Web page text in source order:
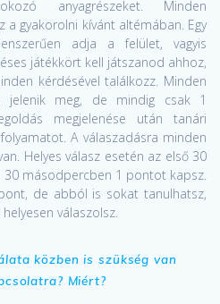
anyagrészeket.
Minden
gyakorolni kívánt altémában. Egy
adja a felület, vagyis
játékkört kell játszanod ahhoz,
kérdésével találkozz. Minden
jelenik meg, de mindig csak 1
megjelenése után tanári
A válaszadásra minden
Helyes válasz esetén az első 30
másodpercben 1 pontot kapsz.
de abból is sokat tanulhatsz,
válaszolsz.
közben is szükség van
Miért?